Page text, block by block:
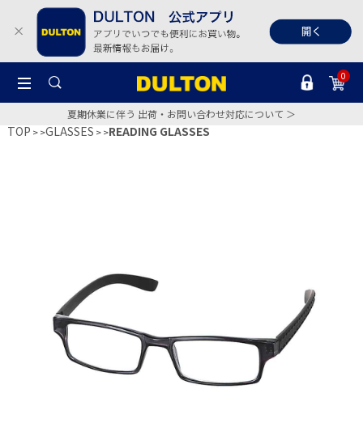
0
夏期休業に伴う 出荷・お問い合わせ対応について ＞
TOP >GLASSES >READING GLASSES